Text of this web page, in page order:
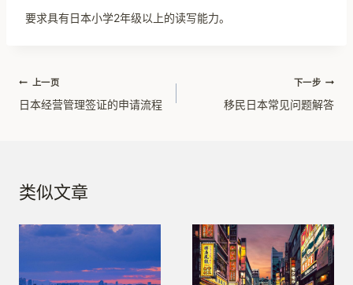
要求具有日本小学2年级以上的读写能力。
文
章
上一页
日本经营管理签证的申请流程
下一步
移民日本常见问题解答
类似文章